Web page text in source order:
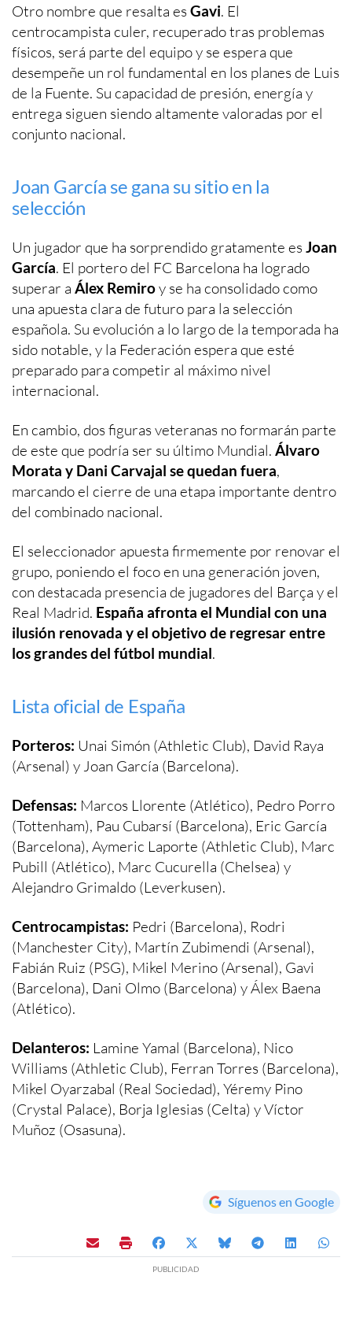
Otro nombre que resalta es Gavi. El
centrocampista culer, recuperado tras problemas
físicos, será parte del equipo y se espera que
desempeñe un rol fundamental en los planes de Luis
de la Fuente. Su capacidad de presión, energía y
entrega siguen siendo altamente valoradas por el
conjunto nacional.
Joan García se gana su sitio en la
selección
Un jugador que ha sorprendido gratamente es Joan
García. El portero del FC Barcelona ha logrado
superar a Álex Remiroy se ha consolidado como
una apuesta clara de futuro para la selección
española. Su evolución a lo largo de la temporada ha
sido notable, y la Federación espera que esté
preparado para competir al máximo nivel
internacional.
En cambio, dos figuras veteranas no formarán parte
de este que podría ser su último Mundial. Álvaro
Morata y Dani Carvajal se quedan fuera,
marcando el cierre de una etapa importante dentro
del combinado nacional.
El seleccionador apuesta firmemente por renovar el
grupo, poniendo el foco en una generación joven,
con destacada presencia de jugadores del Barça y el
Real Madrid. España afronta el Mundial con una
ilusión renovada y el objetivo de regresar entre
los grandes del fútbol mundial.
Lista oficial de España
Porteros: Unai Simón (Athletic Club), David Raya
(Arsenal) y Joan García (Barcelona).
Defensas: Marcos Llorente (Atlético), Pedro Porro
(Tottenham), Pau Cubarsí (Barcelona), Eric García
(Barcelona), Aymeric Laporte (Athletic Club), Marc
Pubill (Atlético), Marc Cucurella (Chelsea) y
Alejandro Grimaldo (Leverkusen).
Centrocampistas: Pedri (Barcelona), Rodri
(Manchester City), Martín Zubimendi (Arsenal),
Fabián Ruiz (PSG), Mikel Merino (Arsenal), Gavi
(Barcelona), Dani Olmo (Barcelona) y Álex Baena
(Atlético).
Delanteros: Lamine Yamal (Barcelona), Nico
Williams (Athletic Club), Ferran Torres (Barcelona),
Mikel Oyarzabal (Real Sociedad), Yéremy Pino
(Crystal Palace), Borja Iglesias (Celta) y Víctor
Muñoz (Osasuna).
Síguenos en Google